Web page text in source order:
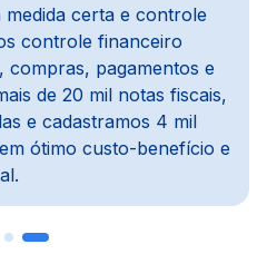
cerca de 80%. Usávamos
o GestãoClick tudo ficou
O módulo de pedidos
de compras é um
pois importa notas, concilia
todo o processo.